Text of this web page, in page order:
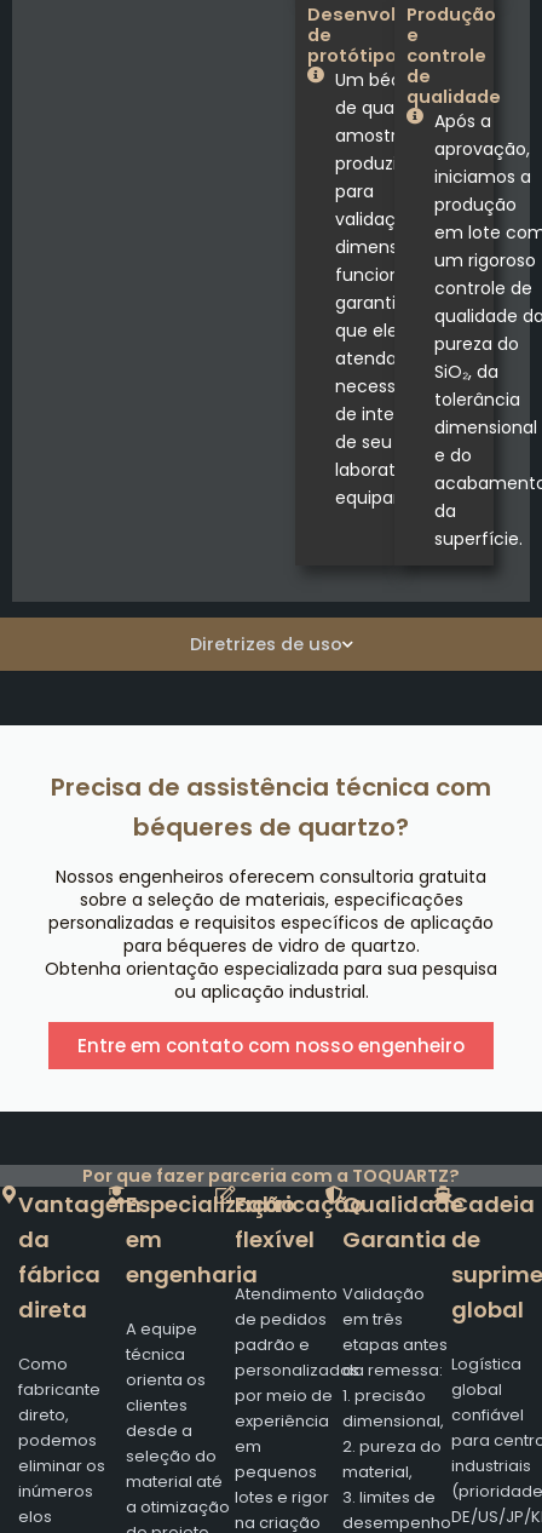
Diretrizes de uso
Desenvolvimento
de
protótipos
Um béquer
de quartzo de
amostra é
produzido
para
validação
dimensional e
funcional,
garantindo
que ele
atenda às
necessidades
de integração
de seu
laboratório ou
equipamento.
Produção
e
controle
de
qualidade
Após a
aprovação,
iniciamos a
produção
em lote
um rigoroso
controle de
qualidade
pureza do
SiO₂, da
tolerância
dimensional
e do
da
superfície.
Precisa de assistência técnica com
béqueres de quartzo?
Nossos engenheiros oferecem consultoria gratuita
sobre a seleção de materiais, especificações
personalizadas e requisitos específicos de aplicação
para béqueres de vidro de quartzo.
Obtenha orientação especializada para sua pesquisa
ou aplicação industrial.
Entre em contato com nosso engenheiro
Por que fazer parceria com a TOQUARTZ?
Vantagem
da
fábrica
direta
Como
fabricante
direto,
podemos
eliminar os
inúmeros
elos
Especialização
em
engenharia
A equipe
técnica
orienta os
clientes
desde a
seleção do
material até
a otimização
Fabricação
flexível
Atendimento
de pedidos
padrão e
personalizados
por meio de
experiência
em
pequenos
lotes e rigor
na criação
Qualidade
Garantia
Validação
em três
etapas antes
da remessa:
1. precisão
dimensional,
2. pureza do
material,
3. limites de
desempenho
Cadeia
de
global
Logística
global
confiável
para
industriais
(prioridade
DE/US/JP/